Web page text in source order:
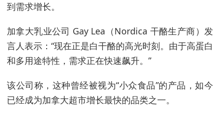
到需求增长。
加拿大乳业公司 Gay Lea（Nordica 干酪生产商）发
言人表示：“现在正是白干酪的高光时刻。由于高蛋白
和多用途特性，需求正在快速飙升。”
该公司称，这种曾经被视为“小众食品”的产品，如今
已经成为加拿大超市增长最快的品类之一。